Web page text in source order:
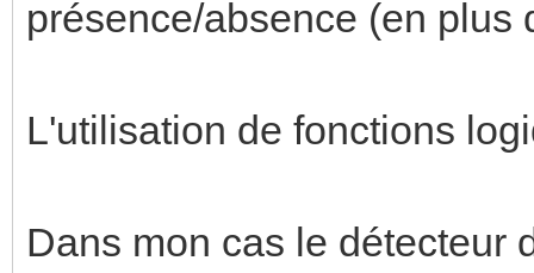
présence/absence (en plus
L'utilisation de fonctions
Dans mon cas le détecteur